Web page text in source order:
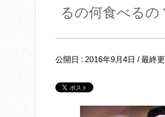
るの何食べるの
公開日 : 2016年9月4日 / 最終